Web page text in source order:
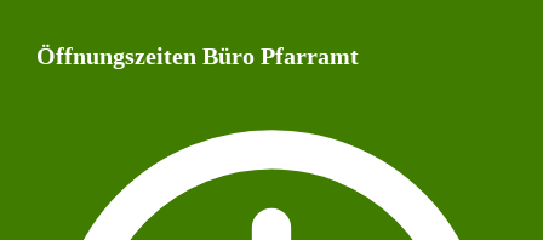
Öffnungszeiten Büro Pfarramt